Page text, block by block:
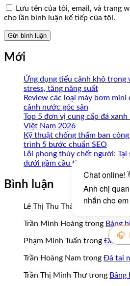
Lưu tên của tôi, email, và trang
cho lần bình luận kế tiếp của tôi.
Mới
Ứng dụng tiểu cảnh khô trong
stress, tăng năng suất
Review các loại máy bơm
cảnh nước góc sân
Top 5 đơn vị cung cấp đá
Việt Nam 2026
Kỹ thuật chống thấm ban
trình 5 bước chuẩn SEO
Lỗi phong thủy chết người: Tại
dưới gầm cầu thang?
Bình luận
Lê Thị Thu Thảo Bảng
Trần Minh Hoàng trong Bảng
Phạm Minh Tuấn trong Đá tai
Trần Hoàng Nam trong Đá tai
Trần Thị Minh Thưtrong Bảng